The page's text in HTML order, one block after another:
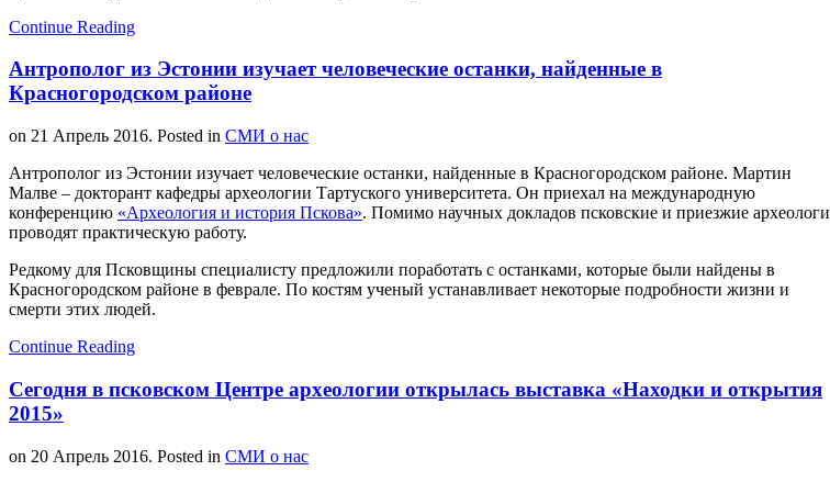
Continue Reading
Антрополог из Эстонии изучает человеческие останки, найденные в
Красногородском районе
on 21 Апрель 2016. Posted in СМИ о нас
Антрополог из Эстонии изучает человеческие останки, найденные в Красногородском районе. Мартин
Малве – докторант кафедры археологии Тартуского университета. Он приехал на международную
конференцию «Археология и история Пскова». Помимо научных докладов псковские и приезжие археологи
проводят практическую работу.
Редкому для Псковщины специалисту предложили поработать с останками, которые были найдены в
Красногородском районе в феврале. По костям ученый устанавливает некоторые подробности жизни и
смерти этих людей.
Continue Reading
Сегодня в псковском Центре археологии открылась выставка «Находки и открытия
2015»
on 20 Апрель 2016. Posted in СМИ о нас